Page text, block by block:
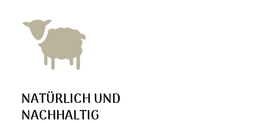
NATÜRLICH UND
NACHHALTIG